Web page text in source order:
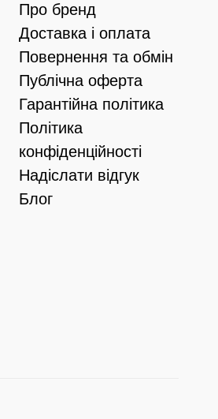
Про бренд
Доставка і оплата
Повернення та обмін
Публічна оферта
Гарантійна політика
Політика
конфіденційності
Надіслати відгук
Блог